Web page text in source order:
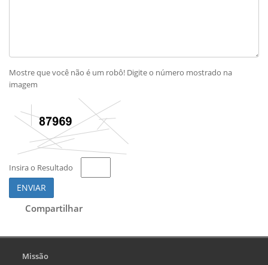
Mostre que você não é um robô! Digite o número mostrado na
imagem
Insira o Resultado
ENVIAR
Compartilhar
Missão